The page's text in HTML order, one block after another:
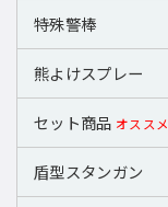
特殊警棒
熊よけスプレー
セット商品 オススメ
盾型スタンガン